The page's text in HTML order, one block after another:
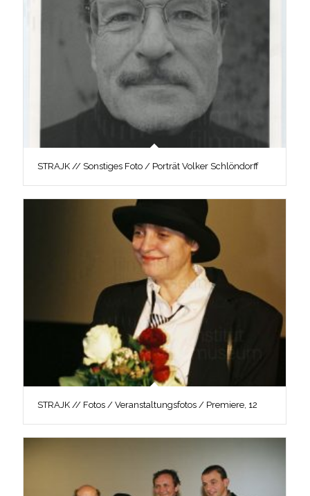
STRAJK // Sonstiges Foto / Porträt Volker Schlöndorff
STRAJK // Fotos / Veranstaltungsfotos / Premiere, 12